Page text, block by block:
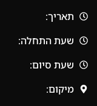
תאריך:
שעת התחלה:
שעת סיום:
מיקום: